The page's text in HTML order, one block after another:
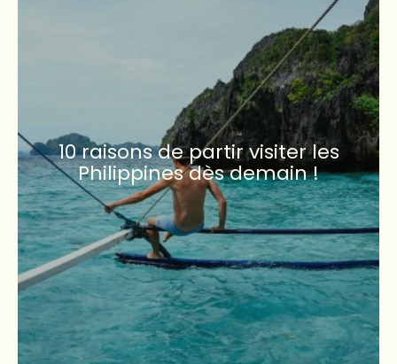
10 raisons de partir visiter les
Philippines dès demain !